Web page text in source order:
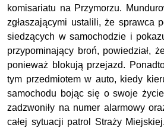
komisariatu na Przymorzu.
zgłaszającymi ustalili, że sprawca
siedzących w samochodzie i
przypominający broń, powiedział,
ponieważ blokują przejazd.
tym przedmiotem w auto, kiedy
samochodu bojąc się o swoje
zadzwoniły na numer alarmowy
całej sytuacji patrol Straży Miejskiej.